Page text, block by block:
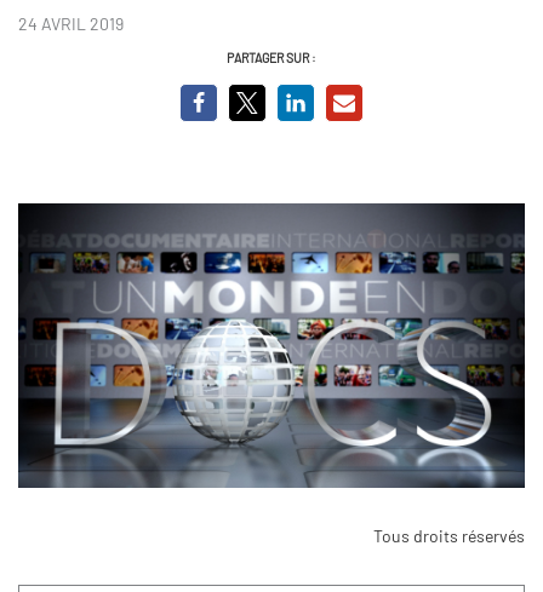
24 AVRIL 2019
PARTAGER SUR :
Tous droits réservés